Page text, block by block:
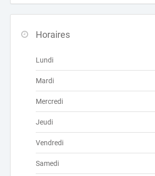
Horaires
Lundi
Mardi
Mercredi
Jeudi
Vendredi
Samedi